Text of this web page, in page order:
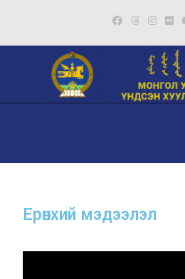
Ерөнхий мэдээлэл